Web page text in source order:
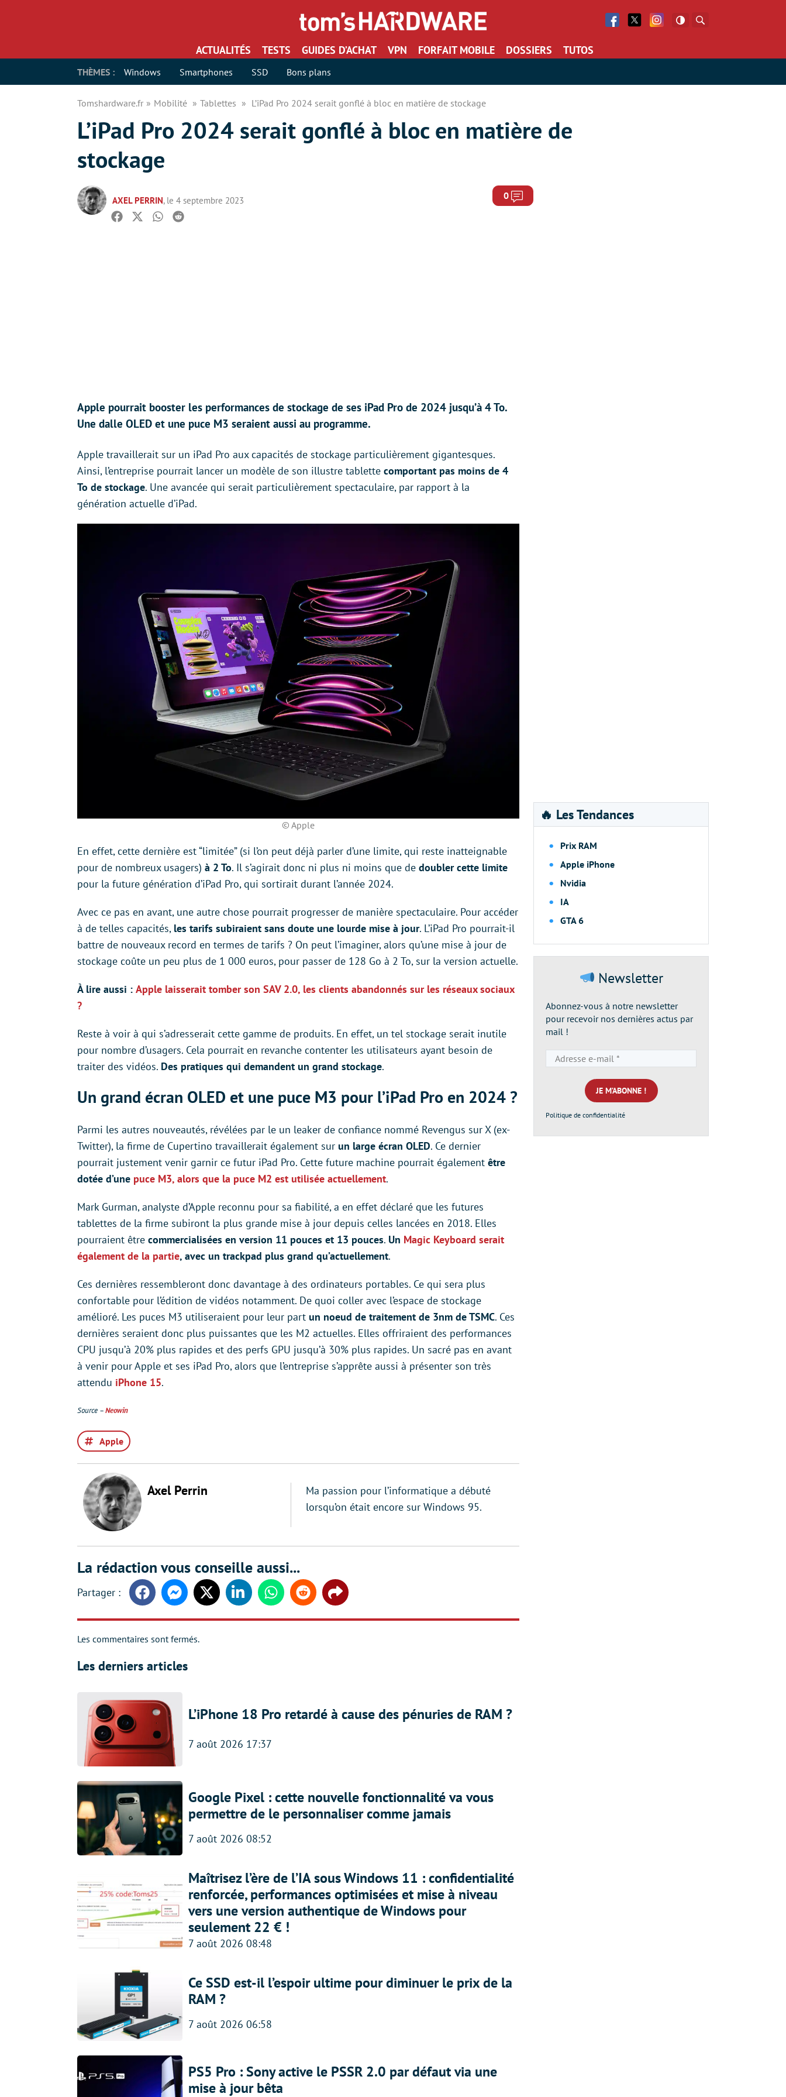
Facebook
Twitter Facebook
ACTUALITÉS TESTS GUIDES D’ACHAT VPN FORFAIT MOBILE DOSSIERS TUTOS
THÈMES : Windows Smartphones SSD Bons plans
Tomshardware.fr Mobilité Tablettes L’iPad Pro 2024 serait gonflé à bloc en matière de stockage
L’iPad Pro 2024 serait gonflé à bloc en matière de
stockage
AXEL PERRIN, le 4 septembre 2023 0 Commentaires
Facebook
TwitterWhatsapp
Reddit
Apple pourrait booster les performances de stockage de ses iPad Pro de 2024 jusqu’à 4 To.
Une dalle OLED et une puce M3 seraient aussi au programme.
Apple travaillerait sur un iPad Pro aux capacités de stockage particulièrement gigantesques.
Ainsi, l’entreprise pourrait lancer un modèle de son illustre tablette comportant pas moins de 4
To de stockage. Une avancée qui serait particulièrement spectaculaire, par rapport à la
génération actuelle d’iPad.
© Apple
En effet, cette dernière est “limitée” (si l’on peut déjà parler d’une limite, qui reste inatteignable
pour de nombreux usagers) à 2 To. Il s’agirait donc ni plus ni moins que de doubler cette limite
pour la future génération d’iPad Pro, qui sortirait durant l’année 2024.
Avec ce pas en avant, une autre chose pourrait progresser de manière spectaculaire. Pour accéder
à de telles capacités, les tarifs subiraient sans doute une lourde mise à jour. L’iPad Pro pourrait-il
battre de nouveaux record en termes de tarifs ? On peut l’imaginer, alors qu’une mise à jour de
stockage coûte un peu plus de 1 000 euros, pour passer de 128 Go à 2 To, sur la version actuelle.
À lire aussi : Apple laisserait tomber son SAV 2.0, les clients abandonnés sur les réseaux sociaux
?
Reste à voir à qui s’adresserait cette gamme de produits. En effet, un tel stockage serait inutile
pour nombre d’usagers. Cela pourrait en revanche contenter les utilisateurs ayant besoin de
traiter des vidéos. Des pratiques qui demandent un grand stockage.
Un grand écran OLED et une puce M3 pour l’iPad Pro en 2024 ?
Parmi les autres nouveautés, révélées par le un leaker de confiance nommé Revengus sur X (ex-
Twitter), la firme de Cupertino travaillerait également sur un large écran OLED. Ce dernier
pourrait justement venir garnir ce futur iPad Pro. Cette future machine pourrait également être
dotée d’une puce M3, alors que la puce M2 est utilisée actuellement.
Mark Gurman, analyste d’Apple reconnu pour sa fiabilité, a en effet déclaré que les futures
tablettes de la firme subiront la plus grande mise à jour depuis celles lancées en 2018. Elles
pourraient être commercialisées en version 11 pouces et 13 pouces. Un Magic Keyboard serait
également de la partie, avec un trackpad plus grand qu’actuellement.
Ces dernières ressembleront donc davantage à des ordinateurs portables. Ce qui sera plus
confortable pour l’édition de vidéos notamment. De quoi coller avec l’espace de stockage
amélioré. Les puces M3 utiliseraient pour leur part un noeud de traitement de 3nm de TSMC. Ces
dernières seraient donc plus puissantes que les M2 actuelles. Elles offriraient des performances
CPU jusqu’à 20% plus rapides et des perfs GPU jusqu’à 30% plus rapides. Un sacré pas en avant
à venir pour Apple et ses iPad Pro, alors que l’entreprise s’apprête aussi à présenter son très
attendu iPhone 15.
Source –Neowin
Apple
Axel Perrin
Ma passion pour l’informatique a débuté
lorsqu’on était encore sur Windows 95.
La rédaction vous conseille aussi...
FacebookMessengerTwitter LinkedinWhatsappReddit Share
Les commentaires sont fermés.
Les derniers articles
L’iPhone 18 Pro retardé à cause des pénuries de RAM ?
7 août 2026 17:37
Google Pixel : cette nouvelle fonctionnalité va vous
permettre de le personnaliser comme jamais
7 août 2026 08:52
Maîtrisez l’ère de l’IA sous Windows 11 : confidentialité
renforcée, performances optimisées et mise à niveau
vers une version authentique de Windows pour
seulement 22 € !
7 août 2026 08:48
Ce SSD est-il l’espoir ultime pour diminuer le prix de la
RAM ?
7 août 2026 06:58
PS5 Pro : Sony active le PSSR 2.0 par défaut via une
mise à jour bêta
🔥 Les Tendances
Prix RAM
Apple iPhone
Nvidia
IA
GTA 6
Newsletter
Abonnez-vous à notre newsletter
pour recevoir nos dernières actus par
mail !
e-
mail
*
Politique de confidentialité